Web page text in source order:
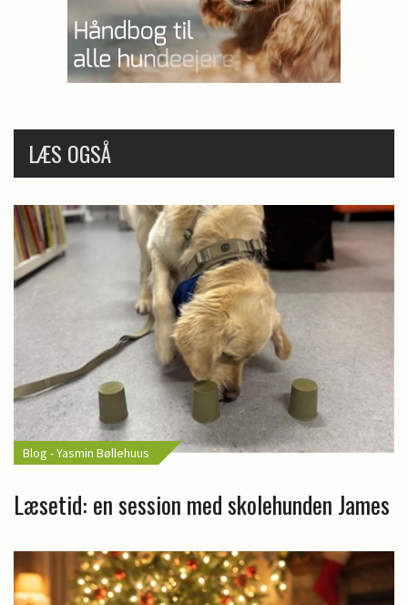
LÆS OGSÅ
Blog - Yasmin Bøllehuus
Læsetid: en session med skolehunden James